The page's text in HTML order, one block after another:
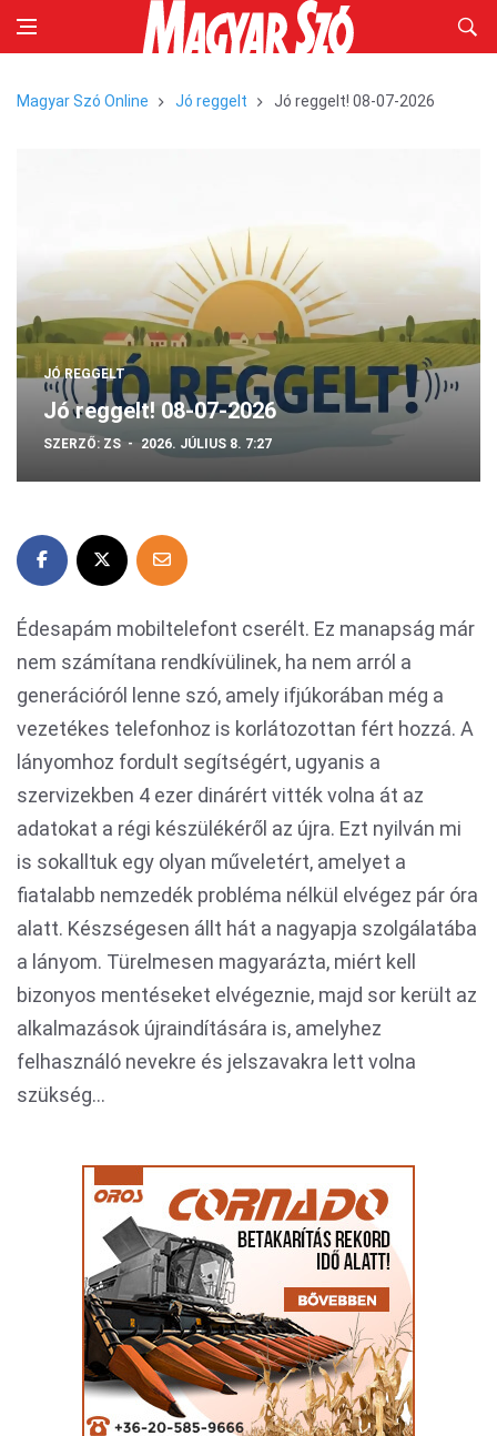
Magyar Szó Online Jó reggelt Jó reggelt! 08-07-2026
JÓ REGGELT
Jó reggelt! 08-07-2026
SZERZŐ: ZS 2026. JÚLIUS 8. 7:27
Édesapám mobiltelefont cserélt. Ez manapság már
nem számítana rendkívülinek, ha nem arról a
generációról lenne szó, amely ifjúkorában még a
vezetékes telefonhoz is korlátozottan fért hozzá. A
lányomhoz fordult segítségért, ugyanis a
szervizekben 4 ezer dinárért vitték volna át az
adatokat a régi készülékéről az újra. Ezt nyilván mi
is sokalltuk egy olyan műveletért, amelyet a
fiatalabb nemzedék probléma nélkül elvégez pár óra
alatt. Készségesen állt hát a nagyapja szolgálatába
a lányom. Türelmesen magyarázta, miért kell
bizonyos mentéseket elvégeznie, majd sor került az
alkalmazások újraindítására is, amelyhez
felhasználó nevekre és jelszavakra lett volna
szükség...